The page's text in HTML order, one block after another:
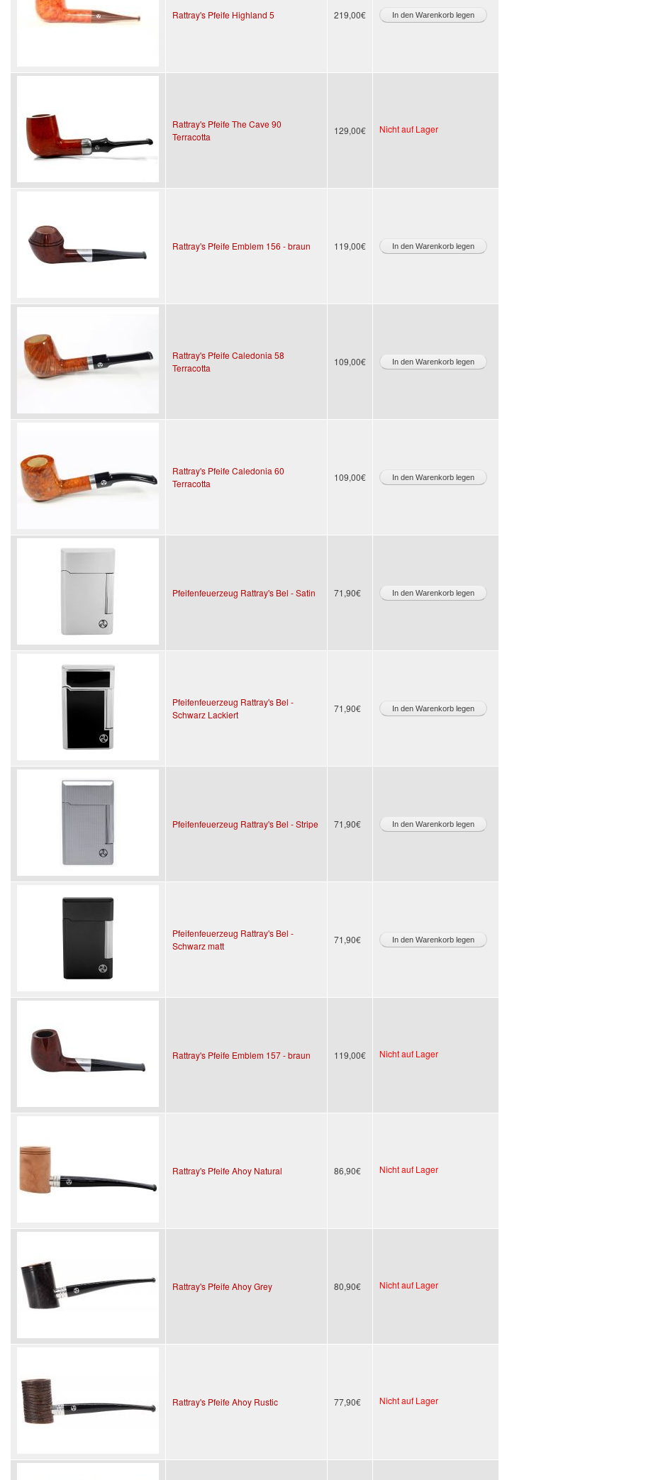
Rattray's Pfeife Highland 5 219,00€
Rattray's Pfeife The Cave 90
Terracotta
129,00€ Nicht auf Lager
Rattray's Pfeife Emblem 156 - braun 119,00€
Rattray's Pfeife Caledonia 58
Terracotta
109,00€
Rattray's Pfeife Caledonia 60
Terracotta
109,00€
Pfeifenfeuerzeug Rattray's Bel - Satin 71,90€
Pfeifenfeuerzeug Rattray's Bel -
Schwarz Lackiert
71,90€
Pfeifenfeuerzeug Rattray's Bel - Stripe 71,90€
Pfeifenfeuerzeug Rattray's Bel -
Schwarz matt
71,90€
Rattray's Pfeife Emblem 157 - braun 119,00€ Nicht auf Lager
Rattray's Pfeife Ahoy Natural 86,90€ Nicht auf Lager
Rattray's Pfeife Ahoy Grey 80,90€ Nicht auf Lager
Rattray's Pfeife Ahoy Rustic 77,90€ Nicht auf Lager